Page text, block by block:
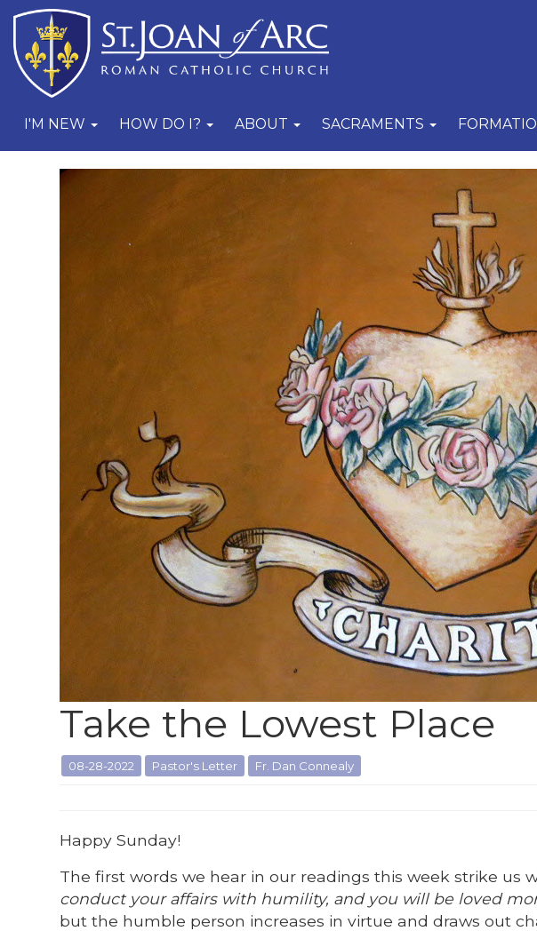
I'M NEW HOW DO I? ABOUT SACRAMENTS
Take the Lowest Place
08-28-2022 Pastor's Letter Fr. Dan Connealy
Happy Sunday!
The first words we hear in our readings this week strike us
conduct your affairs with humility, and you will be loved
but the humble person increases in virtue and draws out